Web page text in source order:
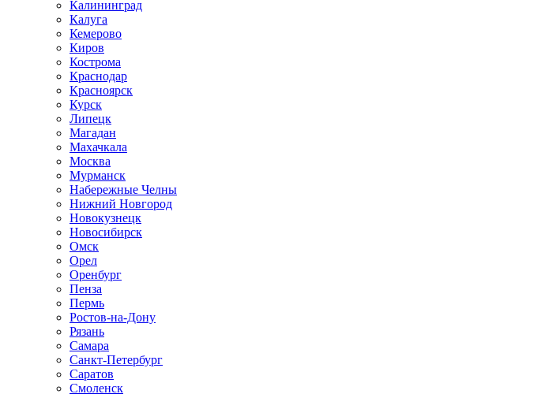
Калининград
Калуга
Кемерово
Киров
Кострома
Краснодар
Красноярск
Курск
Липецк
Магадан
Махачкала
Москва
Мурманск
Набережные Челны
Нижний Новгород
Новокузнецк
Новосибирск
Омск
Орел
Оренбург
Пенза
Пермь
Ростов-на-Дону
Рязань
Самара
Санкт-Петербург
Саратов
Смоленск